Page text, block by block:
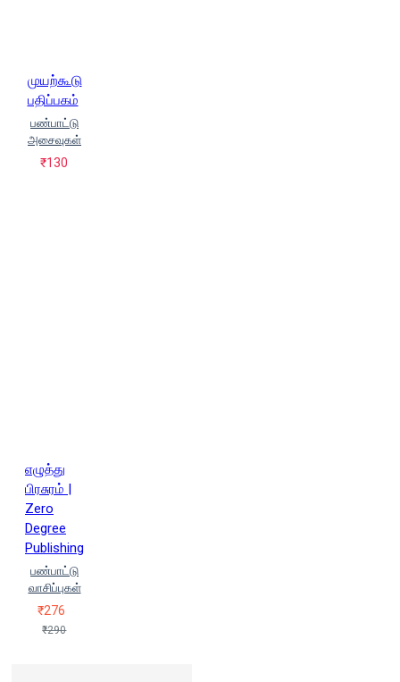
முயற்கூடு
பதிப்பகம்
பண்பாட்டு
அசைவுகள்
₹130
எழுத்து
பிரசுரம் |
Zero
Degree
Publishing
பண்பாட்டு
வாசிப்புகள்
₹276
₹290